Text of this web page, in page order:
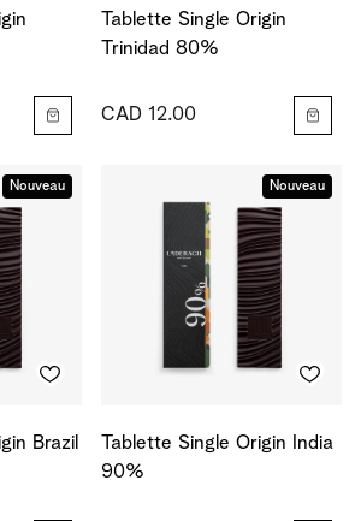
Tablette Single Origin
Trinidad 80%
CAD 12.00
Nouveau
Brazil
Nouveau
Tablette Single Origin India
90%